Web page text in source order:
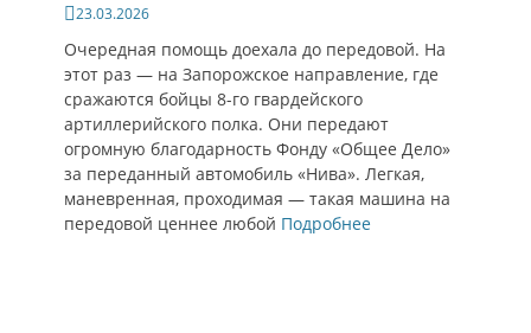
Опубликовано
23.03.2026
Очередная помощь доехала до передовой. На
этот раз — на Запорожское направление, где
сражаются бойцы 8-го гвардейского
артиллерийского полка. Они передают
огромную благодарность Фонду «Общее Дело»
за переданный автомобиль «Нива». Легкая,
маневренная, проходимая — такая машина на
передовой ценнее любой Подробнее